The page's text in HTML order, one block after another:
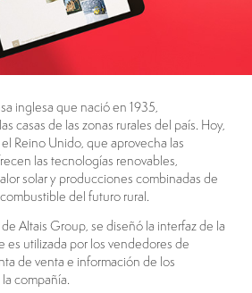
inglesa que nació en 1935,
casas de las zonas rurales del país. Hoy,
Reino Unido, que aprovecha las
las tecnologías renovables,
solar y producciones combinadas de
del futuro rural.
Altais Group, se diseñó la interfaz de la
es utilizada por los vendedores de
de venta e información de los
compañía.